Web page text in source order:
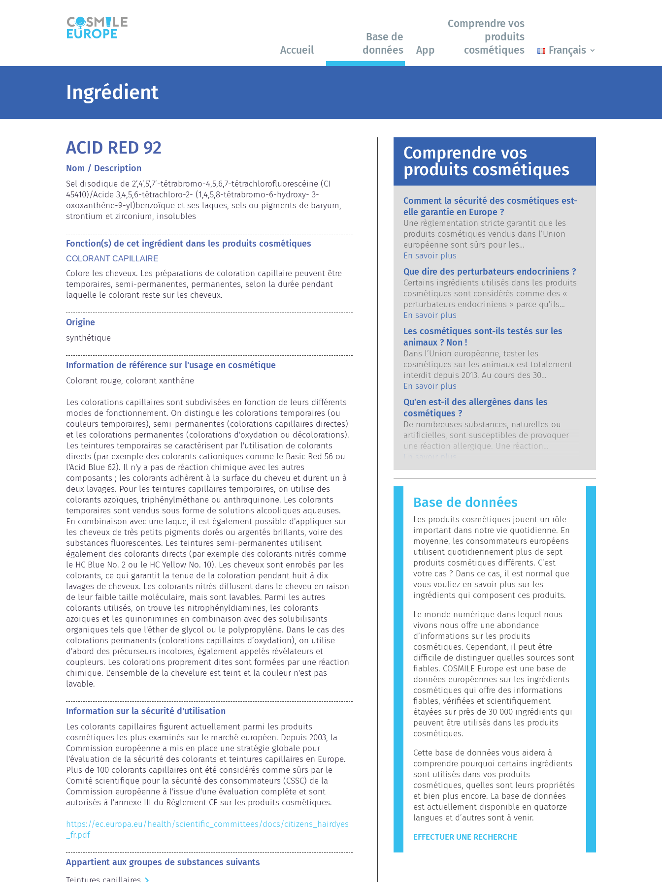
Accueil
Base de
données
App
Comprendre vos
produits
cosmétiques
Français
Ingrédient
ACID RED 92
Nom / Description
Sel disodique de 2’,4’,5’,7’-tétrabromo-4,5,6,7-tétrachlorofluorescéine (CI
45410)/Acide 3,4,5,6-tétrachloro-2- (1,4,5,8-tétrabromo-6-hydroxy- 3-
oxoxanthène-9-yl)benzoïque et ses laques, sels ou pigments de baryum,
strontium et zirconium, insolubles
Fonction(s) de cet ingrédient dans les produits cosmétiques
COLORANT CAPILLAIRE
Colore les cheveux. Les préparations de coloration capillaire peuvent être
temporaires, semi-permanentes, permanentes, selon la durée pendant
laquelle le colorant reste sur les cheveux.
Origine
synthétique
Information de référence sur l'usage en cosmétique
Colorant rouge, colorant xanthène
Les colorations capillaires sont subdivisées en fonction de leurs différents
modes de fonctionnement. On distingue les colorations temporaires (ou
couleurs temporaires), semi-permanentes (colorations capillaires directes)
et les colorations permanentes (colorations d'oxydation ou décolorations).
Les teintures temporaires se caractérisent par l'utilisation de colorants
directs (par exemple des colorants cationiques comme le Basic Red 56 ou
l'Acid Blue 62). Il n'y a pas de réaction chimique avec les autres
composants ; les colorants adhèrent à la surface du cheveu et durent un à
deux lavages. Pour les teintures capillaires temporaires, on utilise des
colorants azoïques, triphénylméthane ou anthraquinone. Les colorants
temporaires sont vendus sous forme de solutions alcooliques aqueuses.
En combinaison avec une laque, il est également possible d'appliquer sur
les cheveux de très petits pigments dorés ou argentés brillants, voire des
substances fluorescentes. Les teintures semi-permanentes utilisent
également des colorants directs (par exemple des colorants nitrés comme
le HC Blue No. 2 ou le HC Yellow No. 10). Les cheveux sont enrobés par les
colorants, ce qui garantit la tenue de la coloration pendant huit à dix
lavages de cheveux. Les colorants nitrés diffusent dans le cheveu en raison
de leur faible taille moléculaire, mais sont lavables. Parmi les autres
colorants utilisés, on trouve les nitrophényldiamines, les colorants
azoïques et les quinonimines en combinaison avec des solubilisants
organiques tels que l'éther de glycol ou le polypropylène. Dans le cas des
colorations permanents (colorations capillaires d’oxydation), on utilise
d'abord des précurseurs incolores, également appelés révélateurs et
coupleurs. Les colorations proprement dites sont formées par une réaction
chimique. L'ensemble de la chevelure est teint et la couleur n'est pas
lavable.
Information sur la sécurité d'utilisation
Les colorants capillaires figurent actuellement parmi les produits
cosmétiques les plus examinés sur le marché européen. Depuis 2003, la
Commission européenne a mis en place une stratégie globale pour
l'évaluation de la sécurité des colorants et teintures capillaires en Europe.
Plus de 100 colorants capillaires ont été considérés comme sûrs par le
Comité scientifique pour la sécurité des consommateurs (CSSC) de la
Commission européenne à l'issue d'une évaluation complète et sont
autorisés à l'annexe III du Règlement CE sur les produits cosmétiques.
https://ec.europa.eu/health/scientific_committees/docs/citizens_hairdyes
_fr.pdf
Appartient aux groupes de substances suivants
Comprendre vos
produits cosmétiques
Comment la sécurité des cosmétiques est-
elle garantie en Europe ?
Une règlementation stricte garantit que les
produits cosmétiques vendus dans l’Union
européenne sont sûrs pour les
consommateurs. Les entreprises et les
autorités réglementaires nationales et
européennes se partagent la responsabilité
d’assurer la sécurité des produits
cosmétiques.
En savoir plus
Que dire des perturbateurs endocriniens ?
Certains ingrédients utilisés dans les produits
cosmétiques sont considérés comme des «
perturbateurs endocriniens » parce qu’ils
sont susceptibles d’imiter certaines
propriétés de nos hormones. Ce n’est pas
parce qu’un produit peut imiter une hormone
qu’il perturbera nécessairement notre
système endocrinien. De nombreuses
substances, y compris naturelles, imitent les
hormones, mais très peu d’entre elles, et il
s’agit principalement de médicaments
puissants, se sont révélées capables de
perturber le système endocrinien. Les
évaluations rigoureuses de la sécurité des
produits cosmétiques effectuées par des
experts scientifiques qualifiés, que les
entreprises sont légalement tenues de
envisageables, y compris une perturbation
endocrinienne potentielle.
En savoir plus
Les cosmétiques sont-ils testés sur les
animaux ? Non !
Dans l’Union européenne, tester les
cosmétiques sur les animaux est totalement
interdit depuis 2013. Au cours des 30
dernières années, bien avant qu’une
interdiction ne soit mise en place, l’industrie
cosmétique a investi dans la recherche et le
développement sur les méthodes alternatives
à l’expérimentation animale pour évaluer la
sécurité des ingrédients et des produits
cosmétiques.
En savoir plus
Qu’en est-il des allergènes dans les
cosmétiques ?
De nombreuses substances, naturelles ou
artificielles, sont susceptibles de provoquer
une réaction allergique. Une réaction
allergique se produit lorsque le système
immunitaire d’une personne réagit à des
substances qui sont inoffensives pour la
plupart des gens. Une substance qui
provoque une réaction allergique est appelée
contenir des ingrédients qui peuvent être des
allergènes pour certaines personnes. Cela ne
signifie pas que le produit n’est pas sûr pour
les autres.
En savoir plus
Base de données
Les produits cosmétiques jouent un rôle
important dans notre vie quotidienne. En
moyenne, les consommateurs européens
utilisent quotidiennement plus de sept
produits cosmétiques différents. C’est
votre cas ? Dans ce cas, il est normal que
vous vouliez en savoir plus sur les
ingrédients qui composent ces produits.
Le monde numérique dans lequel nous
vivons nous offre une abondance
d’informations sur les produits
cosmétiques. Cependant, il peut être
difficile de distinguer quelles sources sont
fiables. COSMILE Europe est une base de
données européennes sur les ingrédients
cosmétiques qui offre des informations
fiables, vérifiées et scientifiquement
étayées sur près de 30 000 ingrédients qui
peuvent être utilisés dans les produits
cosmétiques.
Cette base de données vous aidera à
comprendre pourquoi certains ingrédients
sont utilisés dans vos produits
cosmétiques, quelles sont leurs propriétés
et bien plus encore. La base de données
est actuellement disponible en quatorze
langues et d’autres sont à venir.
EFFECTUER UNE RECHERCHE